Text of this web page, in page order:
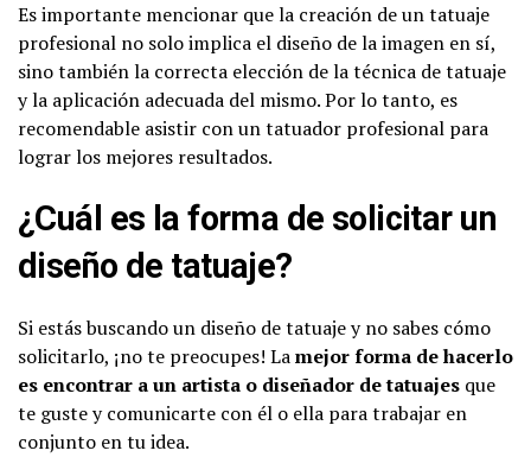
Es importante mencionar que la creación de un tatuaje
profesional no solo implica el diseño de la imagen en sí,
sino también la correcta elección de la técnica de tatuaje
y la aplicación adecuada del mismo. Por lo tanto, es
recomendable asistir con un tatuador profesional para
lograr los mejores resultados.
¿Cuál es la forma de solicitar un
diseño de tatuaje?
Si estás buscando un diseño de tatuaje y no sabes cómo
solicitarlo, ¡no te preocupes! Lamejor forma de hacerlo
es encontrar a un artista o diseñador de tatuajes que
te guste y comunicarte con él o ella para trabajar en
conjunto en tu idea.